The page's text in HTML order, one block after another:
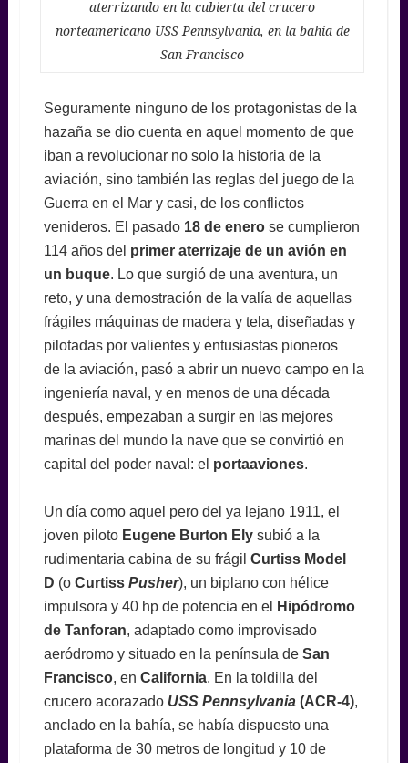
aterrizando en la cubierta del crucero
norteamericano USS Pennsylvania, en la bahía de
San Francisco
Seguramente ninguno de los protagonistas de la
hazaña se dio cuenta en aquel momento de que
iban a revolucionar no solo la historia de la
aviación, sino también las reglas del juego de la
Guerra en el Mar y casi, de los conflictos
venideros. El pasado 18 de enerose cumplieron
114 años del primer aterrizaje de un avión en
un buque. Lo que surgió de una aventura, un
reto, y una demostración de la valía de aquellas
frágiles máquinas de madera y tela, diseñadas y
pilotadas por valientes y entusiastas pioneros
de la aviación, pasó a abrir un nuevo campo en la
ingeniería naval, y en menos de una década
después, empezaban a surgir en las mejores
marinas del mundo la nave que se convirtió en
capital del poder naval: el portaaviones.
Un día como aquel pero del ya lejano 1911, el
joven piloto Eugene Burton Elysubió a la
rudimentaria cabina de su frágil Curtiss Model
D (o Curtiss Pusher), un biplano con hélice
impulsora y 40 hp de potencia en el
Hipódromo
de Tanforan, adaptado como improvisado
aeródromo y situado en la península de San
Francisco, en California. En la toldilla del
crucero acorazado USS Pennsylvania(ACR-4),
anclado en la bahía, se había dispuesto una
plataforma de 30 metros de longitud y 10 de